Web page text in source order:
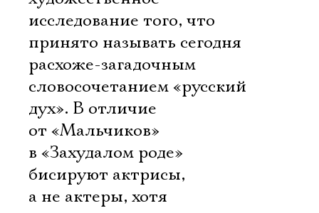
исследование того, что
принято называть сегодня
расхоже-загадочным
словосочетанием «русский
дух». В отличие
от «Мальчиков»
в «Захудалом роде»
бисируют актрисы,
а не актеры, хотя